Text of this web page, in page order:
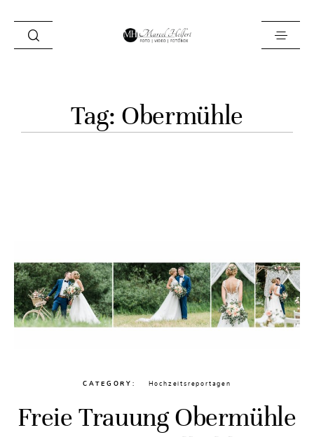
Video
Kontakt
Tag: Obermühle
CATEGORY Hochzeitsreportagen
Freie Trauung Obermühle